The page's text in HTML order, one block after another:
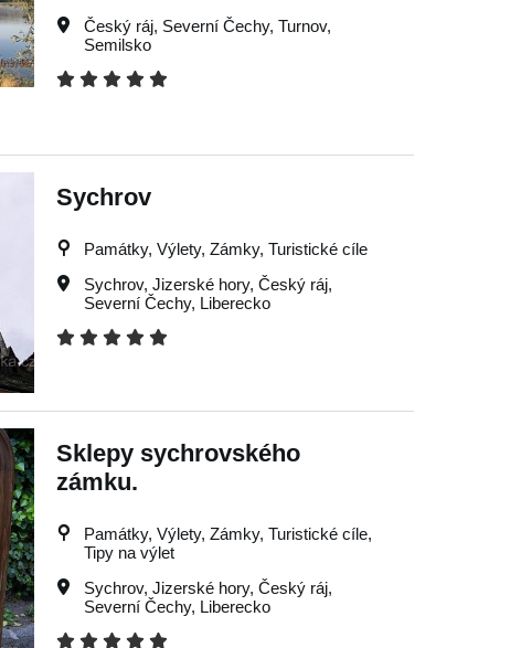
Český ráj, Severní Čechy, Turnov,
Semilsko
Sychrov
Památky, Výlety, Zámky, Turistické cíle
Sychrov, Jizerské hory, Český ráj,
Severní Čechy, Liberecko
Sklepy sychrovského
zámku.
Památky, Výlety, Zámky, Turistické cíle,
Tipy na výlet
Sychrov, Jizerské hory, Český ráj,
Severní Čechy, Liberecko